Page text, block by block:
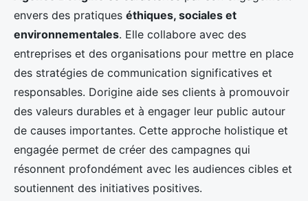
envers des pratiques éthiques, sociales et
environnementales. Elle collabore avec des
entreprises et des organisations pour mettre en place
des stratégies de communication significatives et
responsables. Dorigine aide ses clients à promouvoir
des valeurs durables et à engager leur public autour
de causes importantes. Cette approche holistique et
engagée permet de créer des campagnes qui
résonnent profondément avec les audiences cibles et
soutiennent des initiatives positives.